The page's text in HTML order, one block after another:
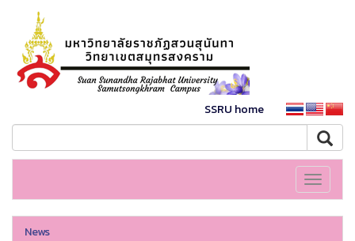
SSRU home
Toggle
News